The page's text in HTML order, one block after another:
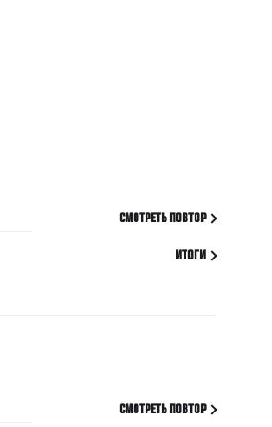
СМОТРЕТЬ ПОВТОР
ИТОГИ
СМОТРЕТЬ ПОВТОР